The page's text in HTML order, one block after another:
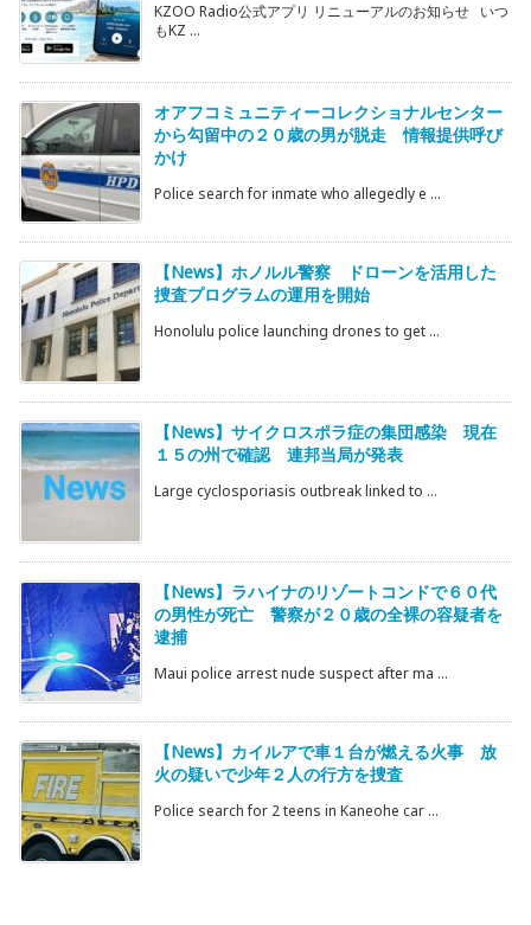
KZOO Radio公式アプリ リニューアルのお知らせ いつ
もKZ ...
オアフコミュニティーコレクショナルセンター
から勾留中の２０歳の男が脱走 情報提供呼び
かけ
Police search for inmate who allegedly e ...
【News】ホノルル警察 ドローンを活用した
捜査プログラムの運用を開始
Honolulu police launching drones to get ...
【News】サイクロスポラ症の集団感染 現在
１５の州で確認 連邦当局が発表
Large cyclosporiasis outbreak linked to ...
【News】ラハイナのリゾートコンドで６０代
の男性が死亡 警察が２０歳の全裸の容疑者を
逮捕
Maui police arrest nude suspect after ma ...
【News】カイルアで車１台が燃える火事 放
火の疑いで少年２人の行方を捜査
Police search for 2 teens in Kaneohe car ...